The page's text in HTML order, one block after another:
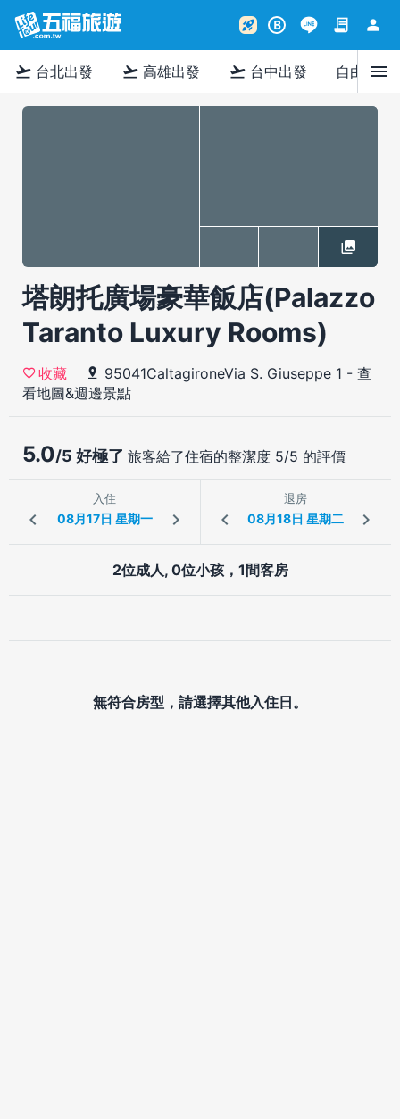
rocket_launch B contract person
flight_takeoff 台北出發 flight_takeoff 高雄出發 flight_takeoff 台中出發 自由行menu
塔朗托廣場豪華飯店(Palazzo
Taranto Luxury Rooms)
收藏 95041CaltagironeVia S. Giuseppe 1 - 查
看地圖&週邊景點
5.0/5 好極了 旅客給了住宿的整潔度 5/5 的評價
入住 退房
2位成人, 0位小孩，1間客房
無符合房型，請選擇其他入住日。